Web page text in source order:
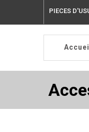
PIECES
Accueil